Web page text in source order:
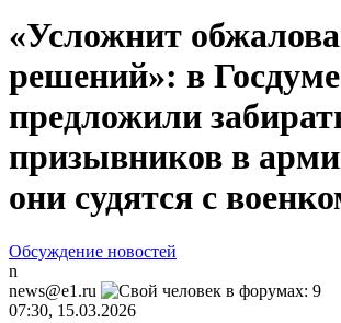
«Усложнит
решений»: в Госдуме
предложили
призывников в
они судятся с
Обсуждение новостей
n
news@e1.ru
07:30, 15.03.2026